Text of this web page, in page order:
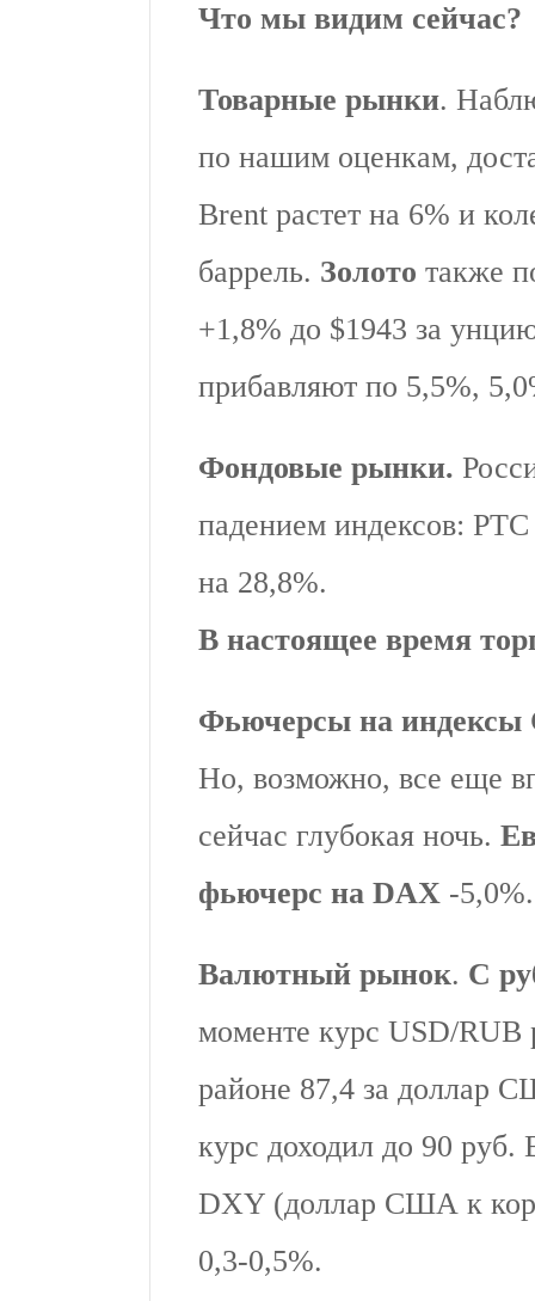
Что мы видим сейчас?
Товарные рынки.
по нашим оценкам,
Brent растет на 6% и
баррель. Золото также
+1,8% до $1943 за
прибавляют по 5,5%,
Фондовые рынки.
падением индексов:
на 28,8%.
В настоящее время
Фьючерсы на
Но, возможно, все еще
сейчас глубокая ночь.
фьючерс на DAX -5,0%.
Валютный рынок. С
моменте курс USD/RUB
районе 87,4 за доллар
курс доходил до 90
DXY (доллар США к
0,3-0,5%.